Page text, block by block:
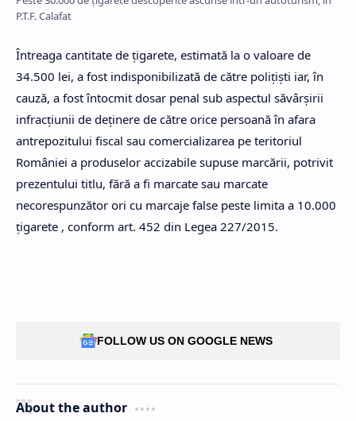
P.T.F. Calafat
Întreaga cantitate de ţigarete, estimată la o valoare de
34.500 lei, a fost indisponibilizată de către polițiști iar, în
cauză, a fost întocmit dosar penal sub aspectul săvârșirii
infracțiunii de deținere de către orice persoană în afara
antrepozitului fiscal sau comercializarea pe teritoriul
României a produselor accizabile supuse marcării, potrivit
prezentului titlu, fără a fi marcate sau marcate
necorespunzător ori cu marcaje false peste limita a 10.000
țigarete , conform art. 452 din Legea 227/2015.
FOLLOW US ON GOOGLE NEWS
About the author